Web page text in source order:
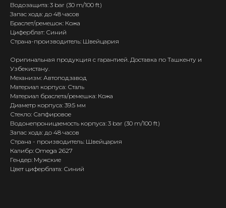
Водозащита: 3 bar (30 m/100 ft)
Запас хода: до 48 часов
Браслет/ремешок: Кожа
Циферблат: Синий
Страна-производитель: Швейцария
Оригинальная продукция с гарантией. Доставка по Ташкенту и
Узбекистану.
Механизм: Автоподзавод
Материал корпуса: Сталь
Материал браслета/ремешка: Кожа
Диаметр корпуса: 39.5 мм
Стекло: Сапфировое
Водонепроницаемость корпуса: 3 bar (30 m/100 ft)
Запас хода: до 48 часов
Страна - производитель: Швейцария
Калибр: Omega 2627
Гендер: Мужские
Цвет циферблата: Синий